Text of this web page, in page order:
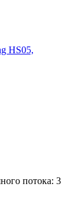
HS05,
потока: 3